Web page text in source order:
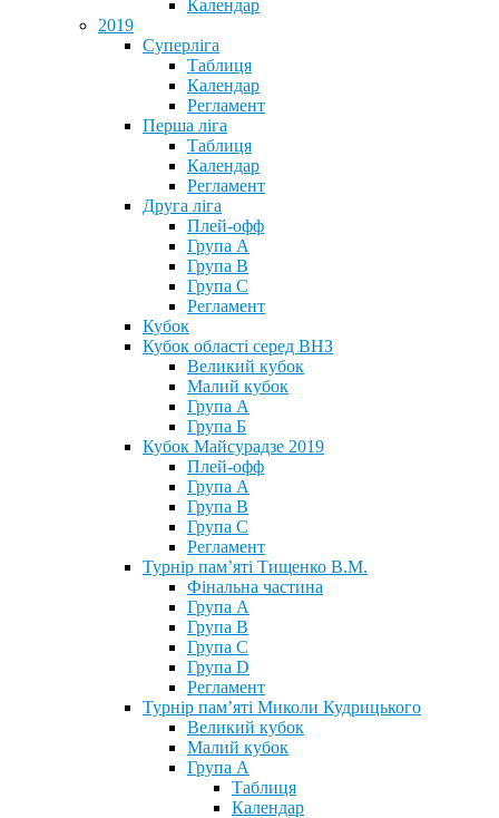
Календар
2019
Суперліга
Таблиця
Календар
Регламент
Перша ліга
Таблиця
Календар
Регламент
Друга ліга
Плей-офф
Група А
Група В
Група С
Регламент
Кубок
Кубок області серед ВНЗ
Великий кубок
Малий кубок
Група А
Група Б
Кубок Майсурадзе 2019
Плей-офф
Група А
Група В
Група С
Регламент
Турнір пам’яті Тищенко В.М.
Фінальна частина
Група А
Група В
Група С
Група D
Регламент
Турнір пам’яті Миколи Кудрицького
Великий кубок
Малий кубок
Група А
Таблиця
Календар